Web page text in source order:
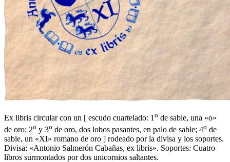
Ex libris circular con un [ escudo cuartelado: 1o de sable, una «o»
de oro; 2o y 3o de oro, dos lobos pasantes, en palo de sable; 4o de
sable, un «XI» romano de oro ] rodeado por la divisa y los soportes.
Divisa: «Antonio Salmerón Cabañas, ex libris». Soportes: Cuatro
libros surmontados por dos unicornios saltantes.